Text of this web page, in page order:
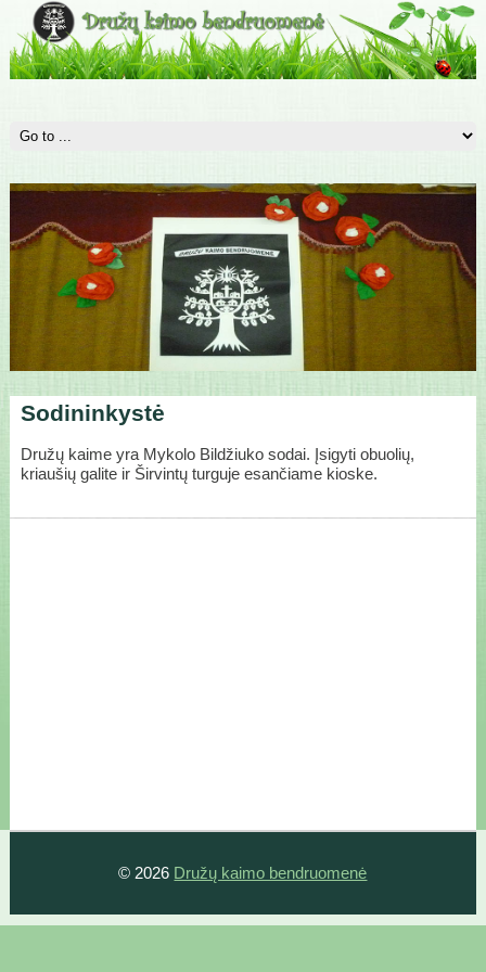
Sodininkystė
Družų kaime yra Mykolo Bildžiuko sodai. Įsigyti obuolių,
kriaušių galite ir Širvintų turguje esančiame kioske.
© 2026 Družų kaimo bendruomenė